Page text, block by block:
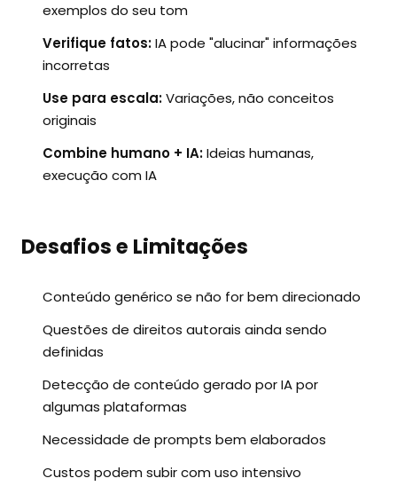
exemplos do seu tom
Verifique fatos:IA pode "alucinar" informações
incorretas
Use para escala:Variações, não conceitos
originais
Combine humano + IA:Ideias humanas,
execução com IA
Desafios e Limitações
Conteúdo genérico se não for bem direcionado
Questões de direitos autorais ainda sendo
definidas
Detecção de conteúdo gerado por IA por
algumas plataformas
Necessidade de prompts bem elaborados
Custos podem subir com uso intensivo